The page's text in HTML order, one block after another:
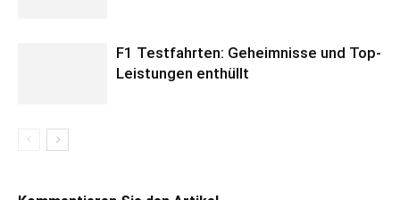
F1 Testfahrten: Geheimnisse und Top-
Leistungen enthüllt